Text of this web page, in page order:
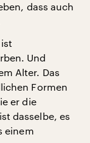
dass auch
Und
Alter. Das
Formen
er die
dasselbe, es
einem